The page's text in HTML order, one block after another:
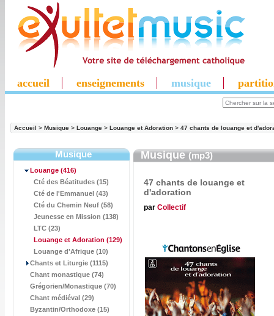
accueil enseignements musique
Accueil > Musique > Louange > Louange et Adoration > 47 chants de louange et
Musique
Louange (416)
Cté des Béatitudes (15)
Cté de l'Emmanuel (43)
Cté du Chemin Neuf (58)
Jeunesse en Mission (138)
LTC (23)
Louange et Adoration (129)
Louange d'Afrique (10)
Chants et Liturgie (1115)
Chant monastique (74)
Grégorien/Monastique (70)
Chant médiéval (29)
Byzantin/Orthodoxe (15)
Musique(mp3)
47 chants de louange et
d'adoration
par Collectif